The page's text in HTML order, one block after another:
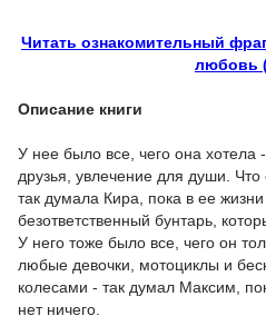
Читать ознакомительный
любовь
Описание книги
У нее было все, чего она
друзья, увлечение для души.
так думала Кира, пока в ее
безответственный бунтарь,
У него тоже было все, чего он
любые девочки, мотоциклы и
колесами - так думал Максим,
нет ничего.